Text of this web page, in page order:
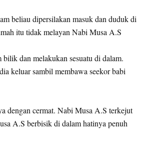
beliau dipersilakan masuk dan duduk di
itu tidak melayan Nabi Musa A.S
dan melakukan sesuatu di dalam.
keluar sambil membawa seekor babi
dengan cermat. Nabi Musa A.S terkejut
A.S berbisik di dalam hatinya penuh